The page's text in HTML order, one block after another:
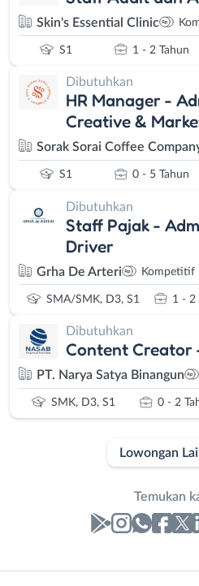
Skin's Essential Clinic
S1 1 - 2 Tahun
Dibutuhkan
HR Manager -
Creative &
Sorak Sorai Coffee
S1 0 - 5 Tahun
Dibutuhkan
Staff Pajak -
Driver
Grha De Arteri Kompetitif
SMA/SMK, D3, S1 1 - 2
Dibutuhkan
Content Creator
PT. Narya Satya Binangun
SMK, D3, S1 0 - 2
Lowongan
Temukan